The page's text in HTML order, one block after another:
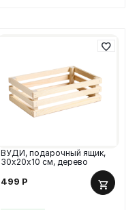
ВУДИ, подарочный ящик,
30х20х10 см, дерево
499 Р